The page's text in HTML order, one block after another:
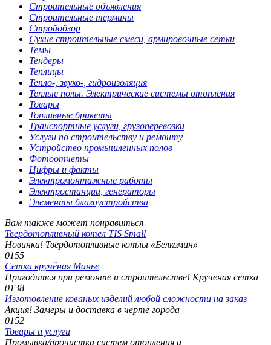
Строительные объявления
Строительные термины
Стройобзор
Сухие строительные смеси, армировочные сетки
Темы
Тендеры
Теплицы
Тепло-, звуко-, гидроизоляция
Теплые полы. Электрические системы отопления
Товары
Топливные брикеты
Транспортные услуги, грузоперевозки
Услуги по строительству и ремонту
Устройство промышленных полов
Фотоотчеты
Цифры и факты
Электромонтажные работы
Электростанции, генераторы
Элементы благоустройства
Вам также может понравиться
Твердотопливный котел TIS Small
Новинка! Твердотопливные котлы «Белкомин»
0155
Сетка кручёная Манье
Пригодится при ремонте и строительстве! Крученая сетка
0138
Изготовление кованых изделий любой сложности на заказ
Акция! Замеры и доставка в черте города —
0152
Товары и услуги
Промывка/прочистка систем отопления и